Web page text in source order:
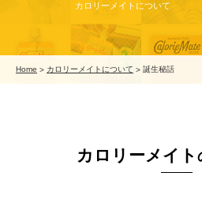
カロリーメイトについて
Home カロリーメイトについて 誕生秘話
カロリーメイト